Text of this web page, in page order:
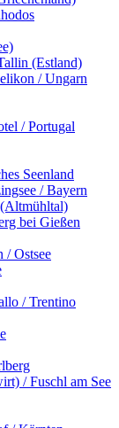
(Estland)
/ Ungarn
/ Portugal
Seenland
/ Bayern
bei Gießen
/ Ostsee
/ Trentino
/ Fuschl am See